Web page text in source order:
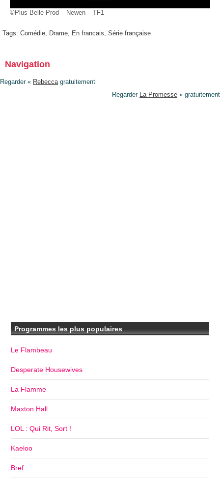
©Plus Belle Prod – Newen – TF1
Tags: Comédie, Drame, En francais, Série française
Navigation
Regarder « Rebeccagratuitement
Regarder La Promesse » gratuitement
Programmes les plus populaires
Le Flambeau
Desperate Housewives
La Flamme
Maxton Hall
LOL : Qui Rit, Sort !
Kaeloo
Bref.